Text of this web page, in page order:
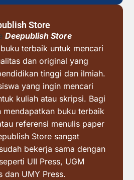
Store
Deepublish Store
terbaik untuk mencari
dan original yang
tinggi dan ilmiah.
yang ingin mencari
kuliah atau skripsi. Bagi
mendapatkan buku terbaik
referensi menulis paper
Store sangat
bekerja sama dengan
UII Press, UGM
dan UMY Press.